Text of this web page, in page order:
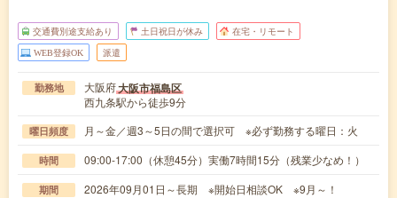
交通費別途支給あり 土日祝日が休み 在宅・リモート
WEB登録OK 派遣
勤務地 大阪府大阪市福島区
西九条駅から徒歩9分
曜日頻度 月～金／週3～5日の間で選択可 ※必ず勤務する曜日：火
時間 09:00-17:00（休憩45分）実働7時間15分（残業少なめ！）
期間 2026年09月01日～長期 ※開始日相談OK ※9月～！